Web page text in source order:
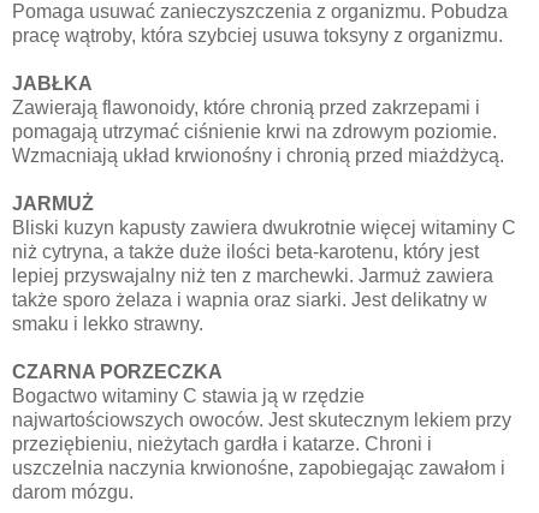
Pomaga usuwać zanieczyszczenia z organizmu. Pobudza
pracę wątroby, która szybciej usuwa toksyny z organizmu.
JABŁKA
Zawierają flawonoidy, które chronią przed zakrzepami i
pomagają utrzymać ciśnienie krwi na zdrowym poziomie.
Wzmacniają układ krwionośny i chronią przed miażdżycą.
JARMUŻ
Bliski kuzyn kapusty zawiera dwukrotnie więcej witaminy C
niż cytryna, a także duże ilości beta-karotenu, który jest
lepiej przyswajalny niż ten z marchewki. Jarmuż zawiera
także sporo żelaza i wapnia oraz siarki. Jest delikatny w
smaku i lekko strawny.
CZARNA PORZECZKA
Bogactwo witaminy C stawia ją w rzędzie
najwartościowszych owoców. Jest skutecznym lekiem przy
przeziębieniu, nieżytach gardła i katarze. Chroni i
uszczelnia naczynia krwionośne, zapobiegając zawałom i
darom mózgu.